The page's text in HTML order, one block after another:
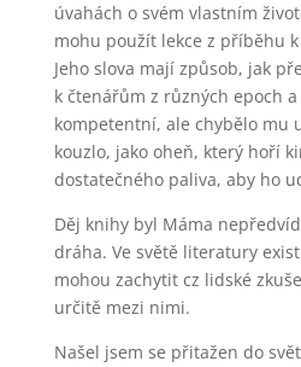
úvahách o svém vlastním
mohu použít lekce z příběhu
Jeho slova mají způsob, jak
k čtenářům z různých epoch
kompetentní, ale chybělo mu
kouzlo, jako oheň, který hoří
dostatečného paliva, aby ho
Děj knihy byl Máma
dráha. Ve světě literatury
mohou zachytit cz lidské
určitě mezi nimi.
Našel jsem se přitažen do